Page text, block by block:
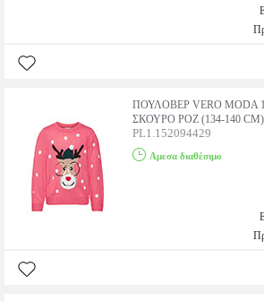
ΠΟΥΛΟΒΕΡ VERO MODA
ΣΚΟΥΡΟ ΡΟΖ (134-140
PL1.152094429
Αμεσα διαθέσιμο